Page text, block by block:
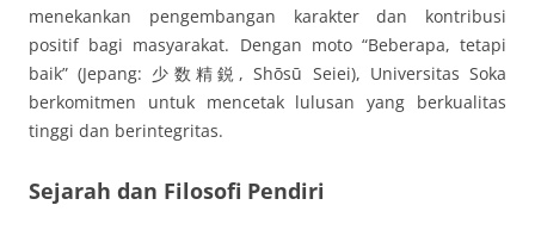
menekankan pengembangan karakter dan kontribusi
positif bagi masyarakat. Dengan moto “Beberapa, tetapi
baik” (Jepang: 少数精鋭, Shōsū Seiei), Universitas Soka
berkomitmen untuk mencetak lulusan yang berkualitas
tinggi dan berintegritas.
Sejarah dan Filosofi Pendiri